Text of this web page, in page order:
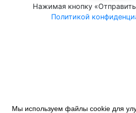
Мы используем файлы cookie для
Нажимая кнопку
Политикой